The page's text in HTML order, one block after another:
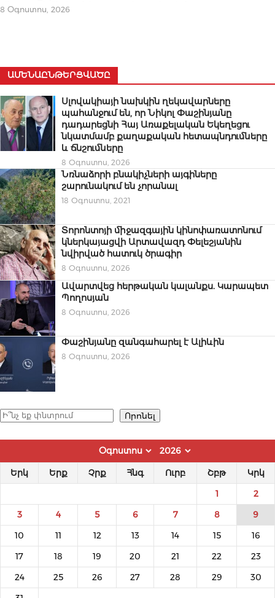
8 Օգոստոս, 2026
ԱՄԵՆԱԸՆԹԵՐՑՎԱԾԸ
Սլովակիայի նախկին ղեկավարները
պահանջում են, որ Նիկոլ Փաշինյանը
դադարեցնի Հայ Առաքելական Եկեղեցու
նկատմամբ քաղաքական հետապնդումները
և ճնշումները
8 Օգոստոս, 2026
Նռնաձորի բնակիչների այգիները
շարունակում են չորանալ
18 Օգոստոս, 2021
Տորոնտոյի միջազգային կինոփառատոնում
կներկայացվի Արտավազդ Փելեշյանին
նվիրված հատուկ ծրագիր
8 Օգոստոս, 2026
Ավարտվեց հերթական կալանքս. Կարապետ
Պողոսյան
8 Օգոստոս, 2026
Փաշինյանը զանգահարել է Ալիևին
8 Օգոստոս, 2026
Որոնել Որոնել
Երկ Երք Չրք Հնգ Ուրբ Շբթ Կրկ
1 2
3 4 5 6 7 8 9
10 11 12 13 14 15 16
17 18 19 20 21 22 23
24 25 26 27 28 29 30